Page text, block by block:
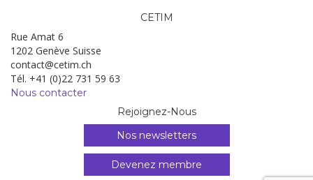
CETIM
Rue Amat 6
1202 Genève Suisse
contact@cetim.ch
Tél. +41 (0)22 731 59 63
Nous contacter
Rejoignez-Nous
Nos newsletters
Devenez membre